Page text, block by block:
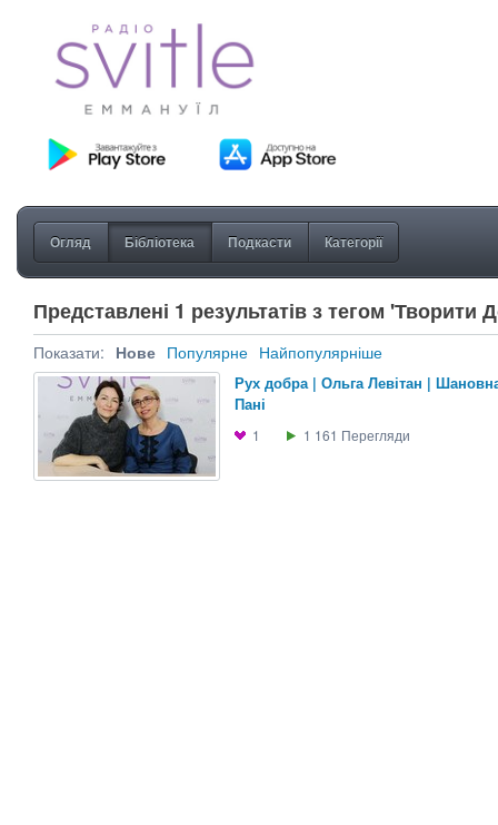
Огляд Бібліотека Подкасти Категорії
Представлені 1 результатів з тегом 'Творити
Показати: Нове Популярне Найпопулярніше
Рух добра | Ольга Левітан |
Пані
1 1 161 Перегляди